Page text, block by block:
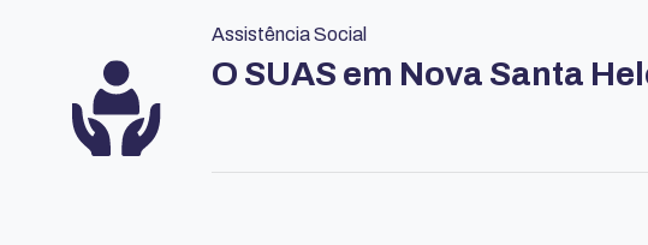
Assistência Social
O SUAS em Nova Santa